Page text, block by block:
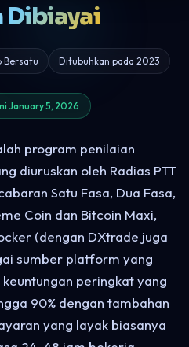
Dibiayai
Bersatu Ditubuhkan pada 2023
January 5, 2026
program penilaian
diuruskan oleh Radias PTT
Satu Fasa, Dua Fasa,
Coin dan Bitcoin Maxi,
(dengan DXtrade juga
sumber platform yang
peringkat yang
90% dengan tambahan
yang layak biasanya